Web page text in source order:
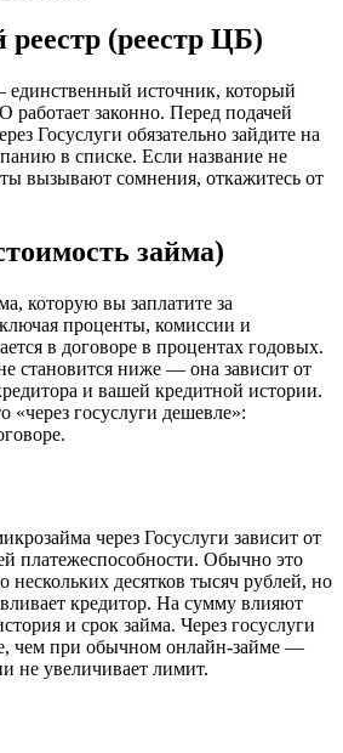
(реестр ЦБ)
единственный источник, который
законно. Перед подачей
Госуслуги обязательно зайдите на
в списке. Если название не
вызывают сомнения, откажитесь от
займа)
которую вы заплатите за
проценты, комиссии и
в договоре в процентах годовых.
становится ниже — она зависит от
и вашей кредитной истории.
«через госуслуги дешевле»:
через Госуслуги зависит от
Обычно это
десятков тысяч рублей, но
кредитор. На сумму влияют
и срок займа. Через госуслуги
чем при обычном онлайн-займе —
не увеличивает лимит.